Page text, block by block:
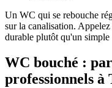
Un WC qui se rebouche
sur la canalisation.
durable plutôt qu'un simple
WC bouché :
professionnels à